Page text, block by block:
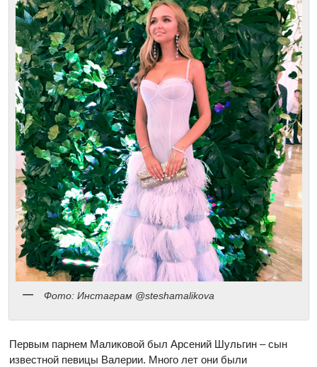
Фото: Инстаграм @steshamalikova
Первым парнем Маликовой был Арсений Шульгин – сын
известной певицы Валерии. Много лет они были